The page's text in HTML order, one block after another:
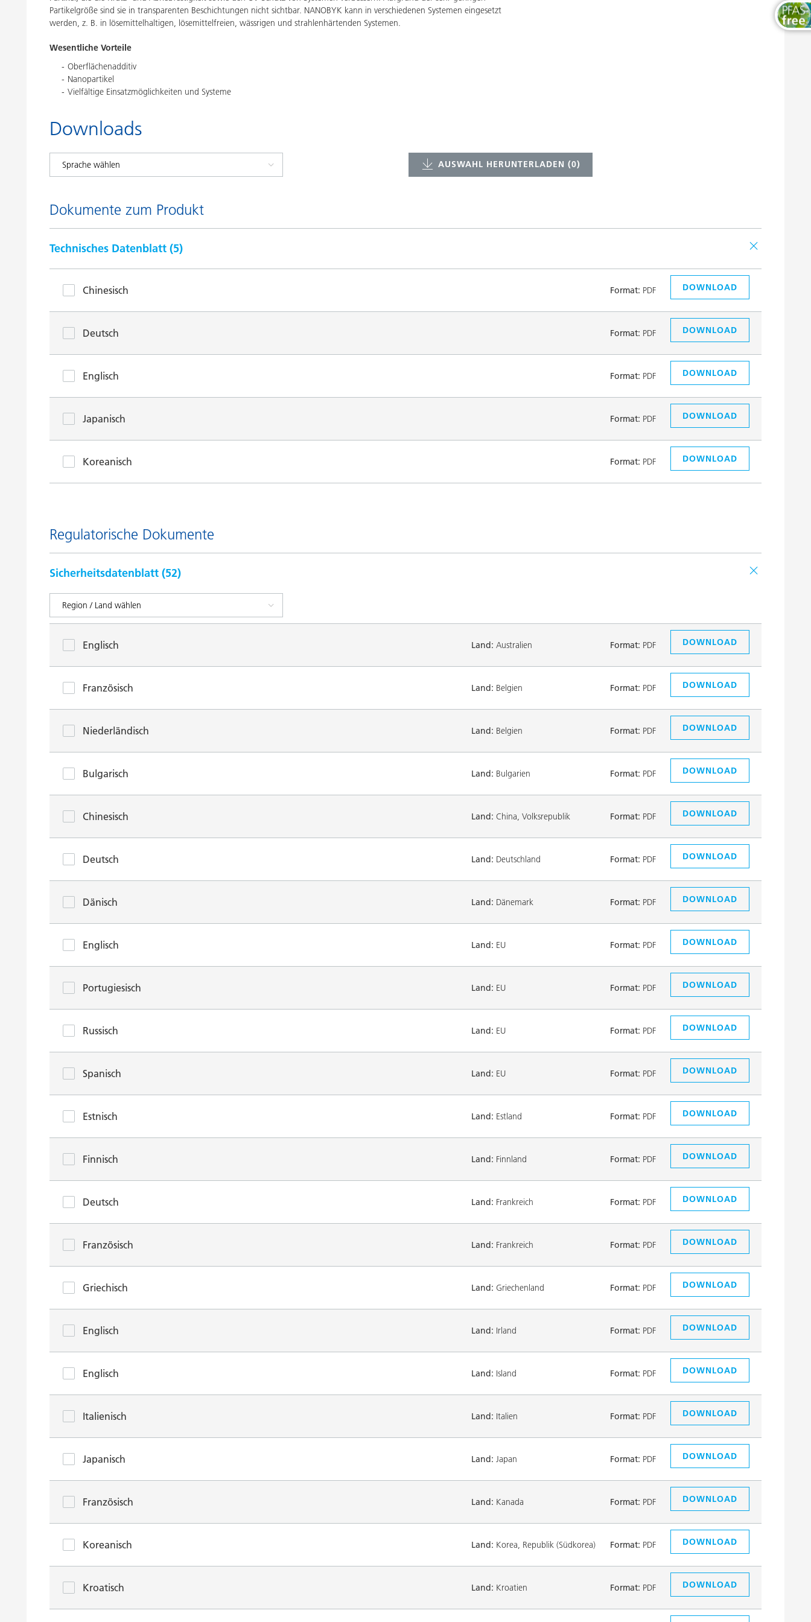
Partikelgröße sind sie in transparenten Beschichtungen nicht sichtbar. NANOBYK kann in verschiedenen Systemen eingesetzt
werden, z. B. in lösemittelhaltigen, lösemittelfreien, wässrigen und strahlenhärtenden Systemen.
Wesentliche Vorteile
Oberflächenadditiv
Nanopartikel
Vielfältige Einsatzmöglichkeiten und Systeme
Downloads
AUSWAHL HERUNTERLADEN (0)
Dokumente zum Produkt
Technisches Datenblatt (5)
Chinesisch Format: PDF DOWNLOAD
Deutsch Format: PDF DOWNLOAD
Englisch Format: PDF DOWNLOAD
Japanisch Format: PDF DOWNLOAD
Koreanisch Format: PDF DOWNLOAD
Regulatorische Dokumente
Sicherheitsdatenblatt (52)
Englisch Land: Australien Format: PDF DOWNLOAD
Französisch Land: Belgien Format: PDF DOWNLOAD
Niederländisch Land: Belgien Format: PDF DOWNLOAD
Bulgarisch Land: Bulgarien Format: PDF DOWNLOAD
Chinesisch Land: China, Volksrepublik Format: PDF DOWNLOAD
Deutsch Land: Deutschland Format: PDF DOWNLOAD
Dänisch Land: Dänemark Format: PDF DOWNLOAD
Englisch Land: EU Format: PDF DOWNLOAD
Portugiesisch Land: EU Format: PDF DOWNLOAD
Russisch Land: EU Format: PDF DOWNLOAD
Spanisch Land: EU Format: PDF DOWNLOAD
Estnisch Land: Estland Format: PDF DOWNLOAD
Finnisch Land: Finnland Format: PDF DOWNLOAD
Deutsch Land: Frankreich Format: PDF DOWNLOAD
Französisch Land: Frankreich Format: PDF DOWNLOAD
Griechisch Land: Griechenland Format: PDF DOWNLOAD
Englisch Land: Irland Format: PDF DOWNLOAD
Englisch Land: Island Format: PDF DOWNLOAD
Italienisch Land: Italien Format: PDF DOWNLOAD
Japanisch Land: Japan Format: PDF DOWNLOAD
Französisch Land: Kanada Format: PDF DOWNLOAD
Koreanisch Land: Korea, Republik (Südkorea) Format: PDF DOWNLOAD
Kroatisch Land: Kroatien Format: PDF DOWNLOAD